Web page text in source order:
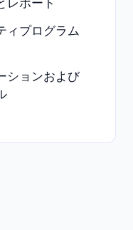
ィプログラム
ションおよび